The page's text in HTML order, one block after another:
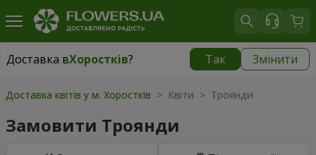
Доставка вХоростків? Так Змінити
Доставка вХоростків|
Доставка квітів у м. Хоростків > Квіти > Троянди
Замовити Троянди